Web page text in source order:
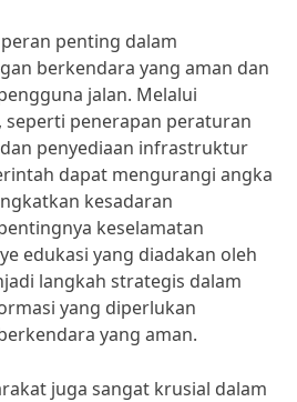
penting dalam
berkendara yang aman dan
jalan. Melalui
seperti penerapan peraturan
penyediaan infrastruktur
dapat mengurangi angka
kesadaran
keselamatan
edukasi yang diadakan oleh
langkah strategis dalam
yang diperlukan
yang aman.
juga sangat krusial dalam